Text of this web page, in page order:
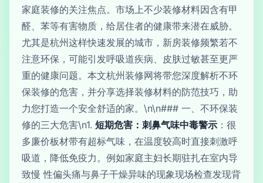
家庭装修的关注焦点。市场上不少装修材料因含有甲
醛、苯等有害物质，给居住者的健康带来潜在威胁。
尤其是杭州这样快速发展的城市，新房装修频繁若不
注意环保，可能引发呼吸道疾病、皮肤过敏甚至更严
重的健康问题。本文杭州装修网将带您深度解析不环
保装修的危害，并分享选择装修材料的防范技巧，助
力您打造一个安全舒适的家。\n\n### 一、不环保装
修的三大危害\n1. 短期危害：刺鼻气味中毒警示 ：很
多廉价板材带有超标气味，在温度较高时直接刺激呼
吸道，降低免疫力。例如家庭主妇长期驻扎在室内导
致慢 性偏头痛与鼻子干燥异味的现象现场检查发现背